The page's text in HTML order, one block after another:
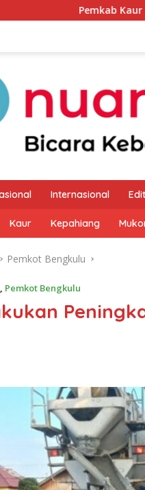
Pemkab Kaur Mulai Petakan
Internasional
Kaur Kepahiang
Pemkot Bengkulu
, Pemkot Bengkulu